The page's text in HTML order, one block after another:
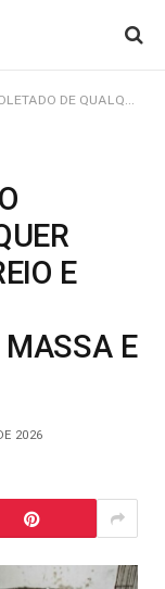
E COM RISCO DE CONTAMINAÇÃO EM MASSA E MORTE
E
E
2026